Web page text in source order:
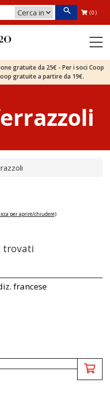
(0)
gratuite da 25€ - Per i soci Coop
gratuite a partire da 19€.
per aprire/chiudere)
trovati
francese